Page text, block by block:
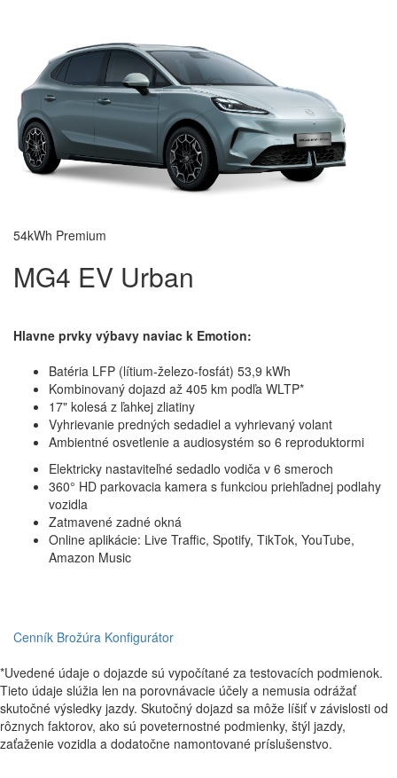
54kWh Premium
MG4 EV Urban
Hlavne prvky výbavy naviac k Emotion:
Batéria LFP (lítium-železo-fosfát) 53,9 kWh
Kombinovaný dojazd až 405 km podľa WLTP*
17" kolesá z ľahkej zliatiny
Vyhrievanie predných sedadiel a vyhrievaný volant
Ambientné osvetlenie a audiosystém so 6 reproduktormi
Elektricky nastaviteľné sedadlo vodiča v 6 smeroch
360° HD parkovacia kamera s funkciou priehľadnej podlahy
vozidla
Zatmavené zadné okná
Online aplikácie: Live Traffic, Spotify, TikTok, YouTube,
Amazon Music
Cenník Brožúra Konfigurátor
*Uvedené údaje o dojazde sú vypočítané za testovacích podmienok.
Tieto údaje slúžia len na porovnávacie účely a nemusia odrážať
skutočné výsledky jazdy. Skutočný dojazd sa môže líšiť v závislosti od
rôznych faktorov, ako sú poveternostné podmienky, štýl jazdy,
zaťaženie vozidla a dodatočne namontované príslušenstvo.